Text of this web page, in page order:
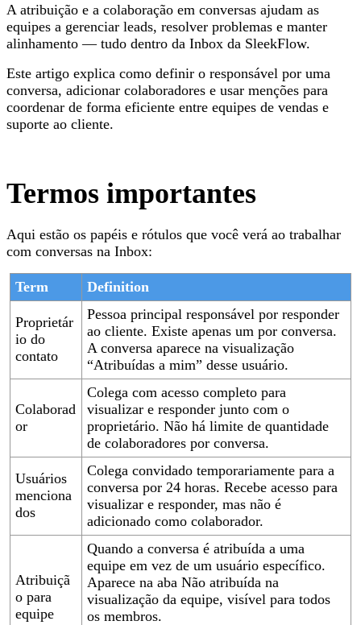
A atribuição e a colaboração em conversas ajudam as
equipes a gerenciar leads, resolver problemas e manter
alinhamento — tudo dentro da Inbox da SleekFlow.
Este artigo explica como definir o responsável por uma
conversa, adicionar colaboradores e usar menções para
coordenar de forma eficiente entre equipes de vendas e
suporte ao cliente.
Termos importantes
Aqui estão os papéis e rótulos que você verá ao trabalhar
com conversas na Inbox:
Term Definition
Proprietár
io do
contato
Pessoa principal responsável por responder
ao cliente. Existe apenas um por conversa.
A conversa aparece na visualização
“Atribuídas a mim” desse usuário.
Colaborad
or
Colega com acesso completo para
visualizar e responder junto com o
proprietário. Não há limite de quantidade
de colaboradores por conversa.
Usuários
menciona
dos
Colega convidado temporariamente para a
conversa por 24 horas. Recebe acesso para
visualizar e responder, mas não é
adicionado como colaborador.
Atribuiçã
o para
equipe
Quando a conversa é atribuída a uma
equipe em vez de um usuário específico.
Aparece na aba Não atribuída na
visualização da equipe, visível para todos
os membros.